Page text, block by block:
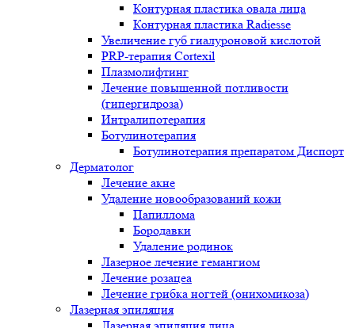
Контурная пластика овала лица
Контурная пластика Radiesse
Увеличение губ гиалуроновой кислотой
PRP-терапия Cortexil
Плазмолифтинг
Лечение повышенной потливости
(гипергидроза)
Интралипотерапия
Ботулинотерапия
Ботулинотерапия препаратом Диспорт
Дерматолог
Лечение акне
Удаление новообразований кожи
Папиллома
Бородавки
Удаление родинок
Лазерное лечение гемангиом
Лечение розацеа
Лечение грибка ногтей (онихомикоза)
Лазерная эпиляция